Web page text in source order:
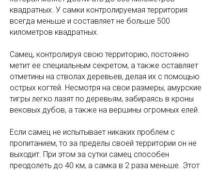
квадратных. У самки контролируемая территория
всегда меньше и составляет не больше 500
километров квадратных.
Самец, контролируя свою территорию, постоянно
метит ее специальным секретом, а также оставляет
отметины на стволах деревьев, делая их с помощью
острых когтей. Несмотря на свои размеры, амурские
тигры легко лазят по деревьям, забираясь в кроны
вековых дубов, а также на вершины огромных елей.
Если самец не испытывает никаких проблем с
пропитанием, то за пределы своей территории он не
выходит. При этом за сутки самец способен
преодолеть до 40 км, а самка в 2 раза меньше. Этот